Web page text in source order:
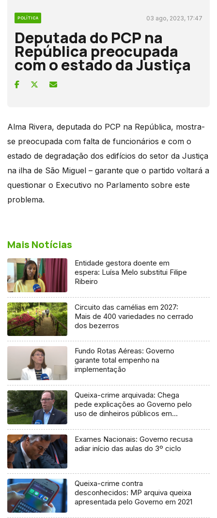
POLÍTICA 03 ago, 2023, 17:47
Deputada do PCP na
República preocupada
com o estado da Justiça
Alma Rivera, deputada do PCP na República, mostra-
se preocupada com falta de funcionários e com o
estado de degradação dos edifícios do setor da Justiça
na ilha de São Miguel – garante que o partido voltará a
questionar o Executivo no Parlamento sobre este
problema.
Mais Notícias
Entidade gestora doente em
espera: Luísa Melo substitui Filipe
Ribeiro
Circuito das camélias em 2027:
Mais de 400 variedades no cerrado
dos bezerros
Fundo Rotas Aéreas: Governo
garante total empenho na
implementação
Queixa-crime arquivada: Chega
pede explicações ao Governo pelo
uso de dinheiros públicos em
Exames Nacionais: Governo recusa
adiar início das aulas do 3º ciclo
Queixa-crime contra
desconhecidos: MP arquiva queixa
apresentada pelo Governo em 2021